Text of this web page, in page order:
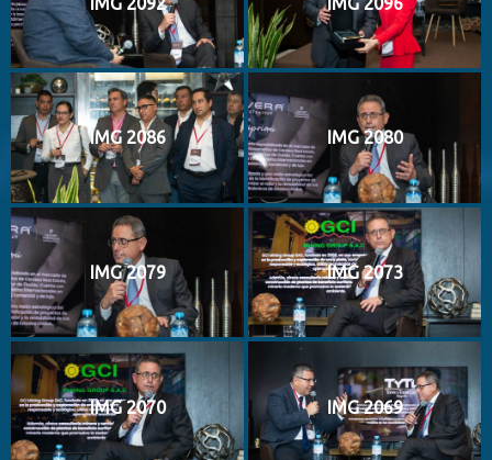
IMG 2086 IMG 2080
IMG 2079 IMG 2073
IMG 2070 IMG 2069